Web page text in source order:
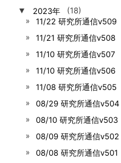
▼
2023年
(18)
11/22 研究所通信
11/21 研究所通信v508
11/10 研究所通信v507
11/10 研究所通信
11/08 研究所通信
08/29 研究所通信
08/10 研究所通信
08/09 研究所通信
08/08 研究所通信